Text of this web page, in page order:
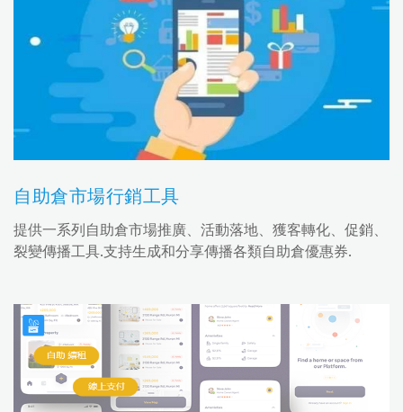
自助倉市場行銷工具
提供一系列自助倉市場推廣、活動落地、獲客轉化、促銷、
裂變傳播工具.支持生成和分享傳播各類自助倉優惠券.